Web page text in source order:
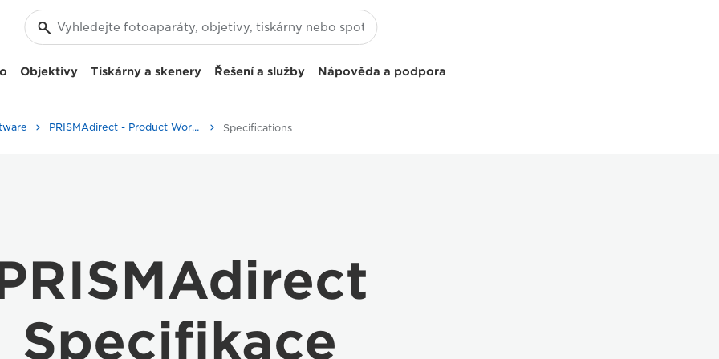
Objektivy Tiskárny a skenery Řešení a služby Nápověda a podpora
PRISMAdirect - Product Workflow Management Specifications
Specifikace